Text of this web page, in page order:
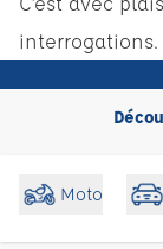
interrogations.
Moto